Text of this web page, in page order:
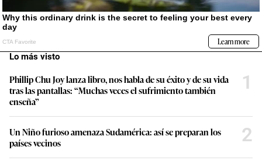
Lo más visto
Phillip Chu Joy lanza libro, nos habla de su éxito y de su vida
tras las pantallas: “Muchas veces el sufrimiento también
enseña”
1
Un Niño furioso amenaza Sudamérica: así se preparan los
países vecinos
2